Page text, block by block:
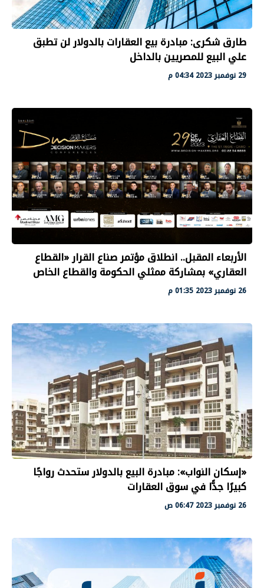
طارق شكرى: مبادرة بيع العقارات بالدولار لن تطبق
علي البيع للمصريين بالداخل
29 نوفمبر 2023 04:34 م
الأربعاء المقبل.. انطلاق مؤتمر صناع القرار «القطاع
العقاري» بمشاركة ممثلي الحكومة والقطاع الخاص
26 نوفمبر 2023 01:35 م
«إسكان النواب»: مبادرة البيع بالدولار ستحدث رواجًا
كبيرًا جدًّا في سوق العقارات
26 نوفمبر 2023 06:47 ص